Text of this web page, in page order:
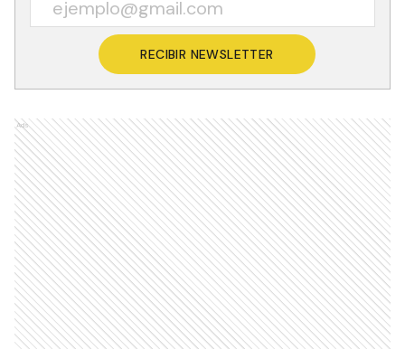
RECIBIR NEWSLETTER
Ads